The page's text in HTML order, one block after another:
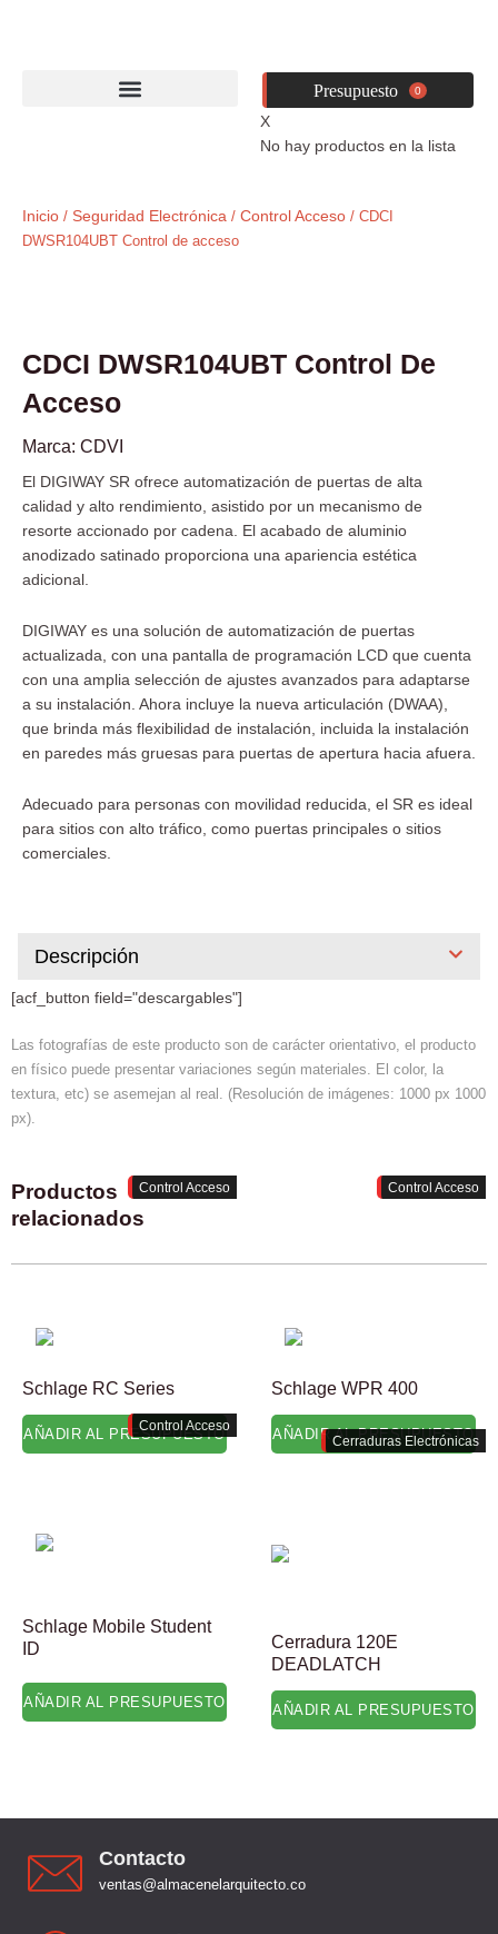
0
X
No hay productos en la lista
Inicio / Seguridad Electrónica / Control Acceso / CDCI
DWSR104UBT Control de acceso
CDCI DWSR104UBT Control De
Acceso
Marca: CDVI
El DIGIWAY SR ofrece automatización de puertas de alta
calidad y alto rendimiento, asistido por un mecanismo de
resorte accionado por cadena. El acabado de aluminio
anodizado satinado proporciona una apariencia estética
adicional.
DIGIWAY es una solución de automatización de puertas
actualizada, con una pantalla de programación LCD que cuenta
con una amplia selección de ajustes avanzados para adaptarse
a su instalación. Ahora incluye la nueva articulación (DWAA),
que brinda más flexibilidad de instalación, incluida la instalación
en paredes más gruesas para puertas de apertura hacia afuera.
Adecuado para personas con movilidad reducida, el SR es ideal
para sitios con alto tráfico, como puertas principales o sitios
comerciales.
Descripción
[acf_button field="descargables"]
Las fotografías de este producto son de carácter orientativo, el producto
en físico puede presentar variaciones según materiales. El color, la
textura, etc) se asemejan al real. (Resolución de imágenes: 1000 px 1000
px).
Productos
relacionados
Schlage RC Series
Control Acceso
AÑADIR AL PRESUPUESTO
Schlage WPR 400
Control Acceso
AÑADIR AL PRESUPUESTO
Schlage Mobile Student
ID
Control Acceso
AÑADIR AL PRESUPUESTO
Cerradura 120E
DEADLATCH
Cerraduras Electrónicas
AÑADIR AL PRESUPUESTO
Contacto
ventas@almacenelarquitecto.co